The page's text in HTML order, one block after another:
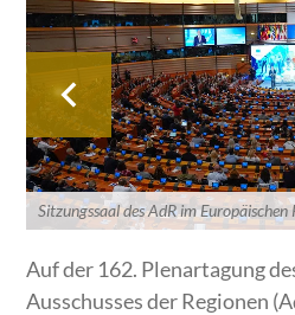
Auf der 162. Plenartagung
Ausschusses der Regionen